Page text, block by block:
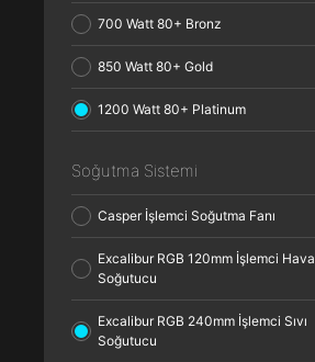
700 Watt 80+ Bronz
850 Watt 80+ Gold
1200 Watt 80+ Platinum
Soğutma Sistemi
Casper İşlemci Soğutma Fanı
Excalibur RGB 120mm İşlemci Hava
Soğutucu
Excalibur RGB 240mm İşlemci Sıvı
Soğutucu